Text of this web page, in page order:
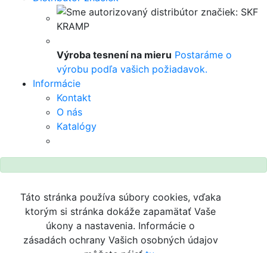
Výroba tesnení na mieru Postaráme o
výrobu podľa vašich požiadavok.
Informácie
Kontakt
O nás
Katalógy
Táto stránka používa súbory cookies, vďaka
ktorým si stránka dokáže zapamätať Vaše
úkony a nastavenia. Informácie o
zásadách ochrany Vašich osobných údajov